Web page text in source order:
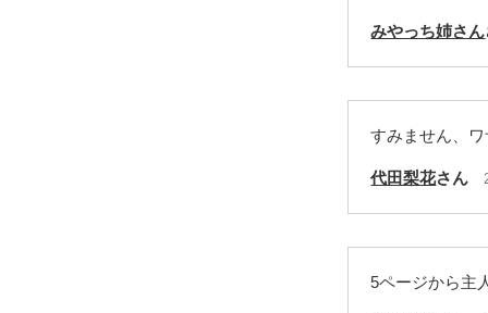
みやっち姉さん
すみません、
代田梨花さん
5ページから主